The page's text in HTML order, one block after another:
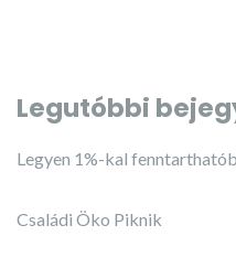
Legutóbbi
Legyen 1%-kal
Családi Öko Piknik